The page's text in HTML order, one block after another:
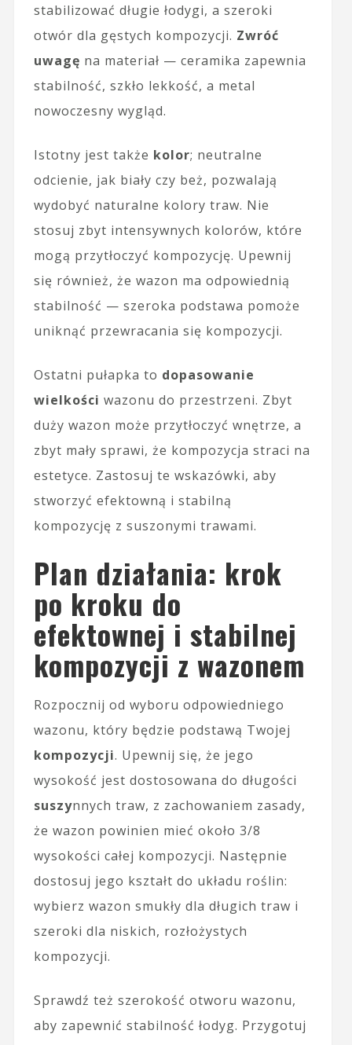
stabilizować długie łodygi, a szeroki
otwór dla gęstych kompozycji. Zwróć
uwagę na materiał — ceramika zapewnia
stabilność, szkło lekkość, a metal
nowoczesny wygląd.
Istotny jest także kolor; neutralne
odcienie, jak biały czy beż, pozwalają
wydobyć naturalne kolory traw. Nie
stosuj zbyt intensywnych kolorów, które
mogą przytłoczyć kompozycję. Upewnij
się również, że wazon ma odpowiednią
stabilność — szeroka podstawa pomoże
uniknąć przewracania się kompozycji.
Ostatni pułapka to dopasowanie
wielkości wazonu do przestrzeni. Zbyt
duży wazon może przytłoczyć wnętrze, a
zbyt mały sprawi, że kompozycja straci na
estetyce. Zastosuj te wskazówki, aby
stworzyć efektowną i stabilną
kompozycję z suszonymi trawami.
Plan działania: krok
po kroku do
efektownej i stabilnej
kompozycji z wazonem
Rozpocznij od wyboru odpowiedniego
wazonu, który będzie podstawą Twojej
kompozycji. Upewnij się, że jego
wysokość jest dostosowana do długości
suszynnych traw, z zachowaniem zasady,
że wazon powinien mieć około 3/8
wysokości całej kompozycji. Następnie
dostosuj jego kształt do układu roślin:
wybierz wazon smukły dla długich traw i
szeroki dla niskich, rozłożystych
kompozycji.
Sprawdź też szerokość otworu wazonu,
aby zapewnić stabilność łodyg. Przygotuj